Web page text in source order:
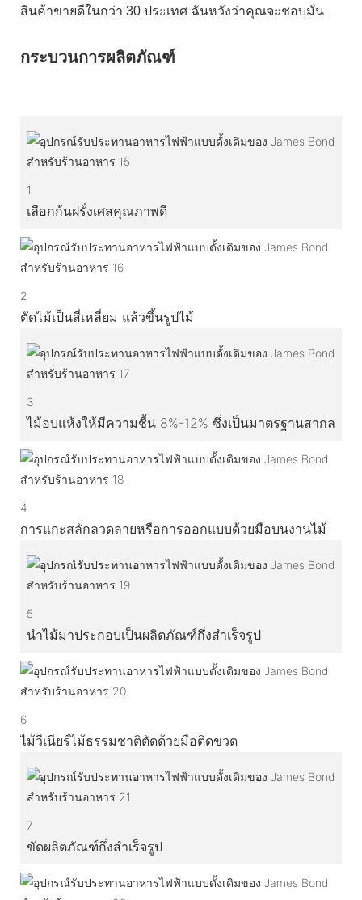
สินค้าขายดีในกว่า 30 ประเทศ ฉันหวังว่าคุณจะชอบมัน
กระบวนการผลิตภัณฑ์
1
เลือกก้นฝรั่งเศสคุณภาพดี
2
ตัดไม้เป็นสี่เหลี่ยม แล้วขึ้นรูปไม้
3
ไม้อบแห้งให้มีความชื้น 8%-12% ซึ่งเป็นมาตรฐานสากล
4
การแกะสลักลวดลายหรือการออกแบบด้วยมือบนงานไม้
5
นำไม้มาประกอบเป็นผลิตภัณฑ์กึ่งสำเร็จรูป
6
ไม้วีเนียร์ไม้ธรรมชาติตัดด้วยมือติดขวด
7
ขัดผลิตภัณฑ์กึ่งสำเร็จรูป